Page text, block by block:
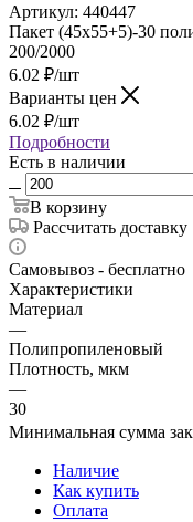
Артикул: 440447
Пакет (45х55+5)-30
200/2000
6.02 ₽/шт
Варианты цен
6.02 ₽/шт
Подробности
Есть в наличии
В корзину
Рассчитать доставку
Самовывоз - бесплатно
Характеристики
Материал
—
Полипропиленовый
Плотность, мкм
—
30
Минимальная сумма
Наличие
Как купить
Оплата